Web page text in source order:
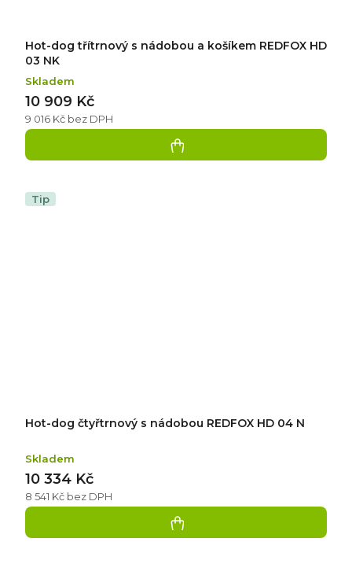
Hot-dog třítrnový s nádobou a košíkem REDFOX HD
03 NK
Skladem
9 016 Kč bez DPH
10 909 Kč
Tip
Hot-dog čtyřtrnový s nádobou REDFOX HD 04 N
Skladem
8 541 Kč bez DPH
10 334 Kč